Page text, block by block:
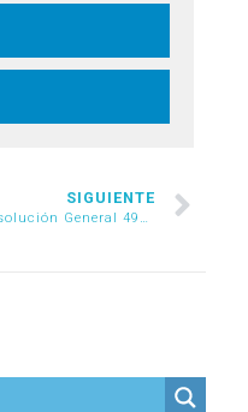
SIGUIENTE
Resolución General 4904/2021